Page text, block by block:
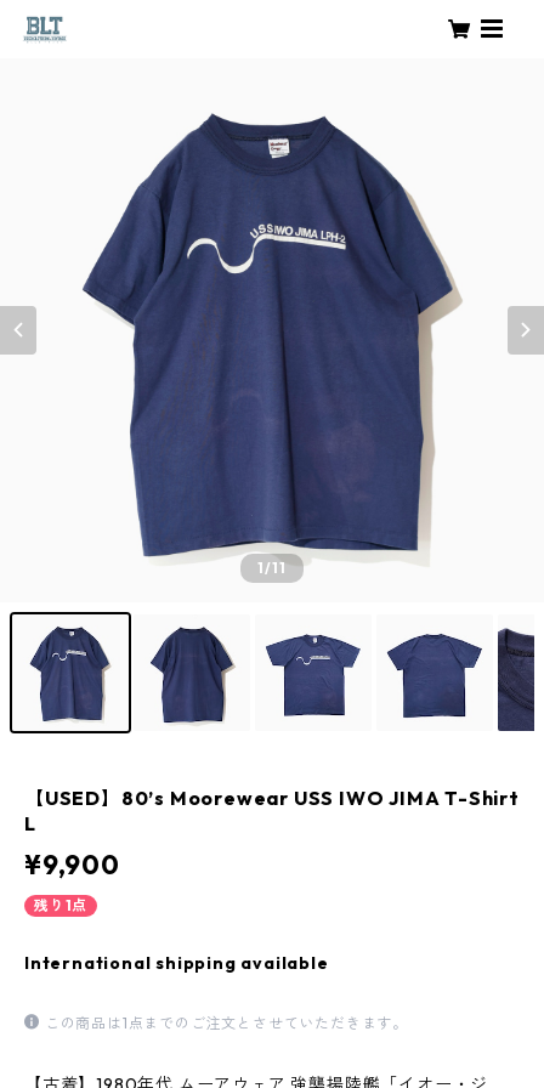
1/11
【USED】80’s Moorewear USS IWO JIMA T-Shirt
L
¥9,900
残り1点
International shipping available
この商品は1点までのご注文とさせていただきます。